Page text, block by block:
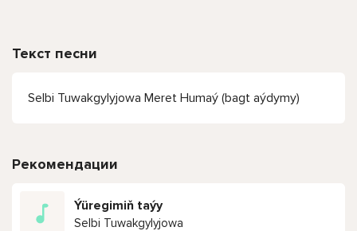
Текст песни
Selbi Tuwakgylyjowa Meret Humaý (bagt aýdymy)
Рекомендации
Ýüregimiň taýy
Selbi Tuwakgylyjowa